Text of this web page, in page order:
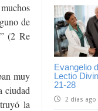
Evangelio
Lectio
21-28
2 días ago
de
(2 Re
muy
ciudad
la